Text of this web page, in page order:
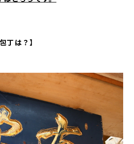
丁は？】